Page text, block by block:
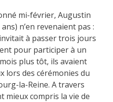
mi-février, Augustin
n’en revenaient pas :
à passer trois jours
pour participer à un
plus tôt, ils avaient
lors des cérémonies du
la-Reine. A travers
mieux compris la vie de